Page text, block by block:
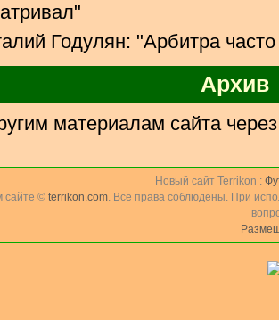
Годулян: "Арбитра
Архив
материалам сайта
Новый сайт Terrikon :
сайте © terrikon.com. Все права соблюдены. При